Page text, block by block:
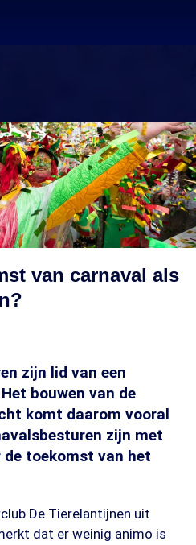
van carnaval als
zijn lid van een
bouwen van de
komt daarom vooral
zijn met
de toekomst van het
De Tierelantijnen uit
dat er weinig animo is